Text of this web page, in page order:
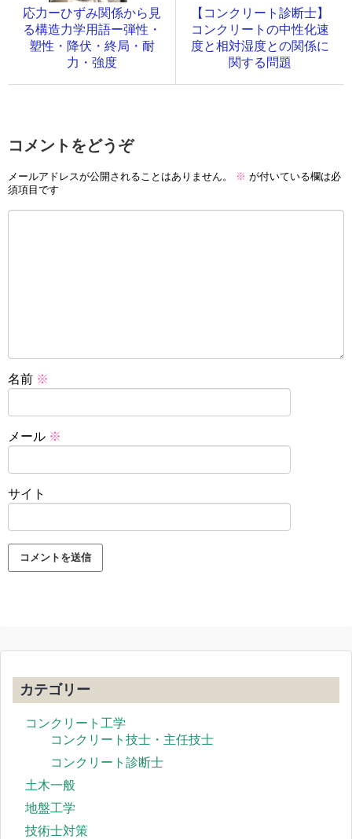
応力ーひずみ関係から見
る構造力学用語ー弾性・
塑性・降伏・終局・耐
力・強度
【コンクリート診断士】
コンクリートの中性化速
度と相対湿度との関係に
関する問題
コメントをどうぞ
メールアドレスが公開されることはありません。 ※ が付いている欄は必
須項目です
名前 ※
メール ※
サイト
カテゴリー
コンクリート工学
コンクリート技士・主任技士
コンクリート診断士
土木一般
地盤工学
技術士対策